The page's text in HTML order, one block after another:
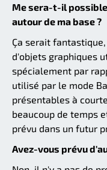
Me sera-t-il
autour de ma base ?
Ça serait
d'objets graphiques
spécialement par
utilisé par le mode
présentables à
beaucoup de temps
prévu dans un futur
Avez-vous prévu